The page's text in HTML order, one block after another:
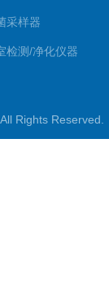
采样器
检测/净化仪器
All Rights